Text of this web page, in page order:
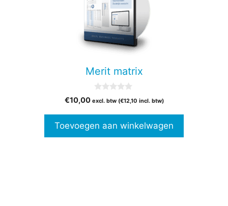
Merit matrix
v
5
€10,00 excl. btw (€12,10 incl. btw)
Toevoegen aan winkelwagen